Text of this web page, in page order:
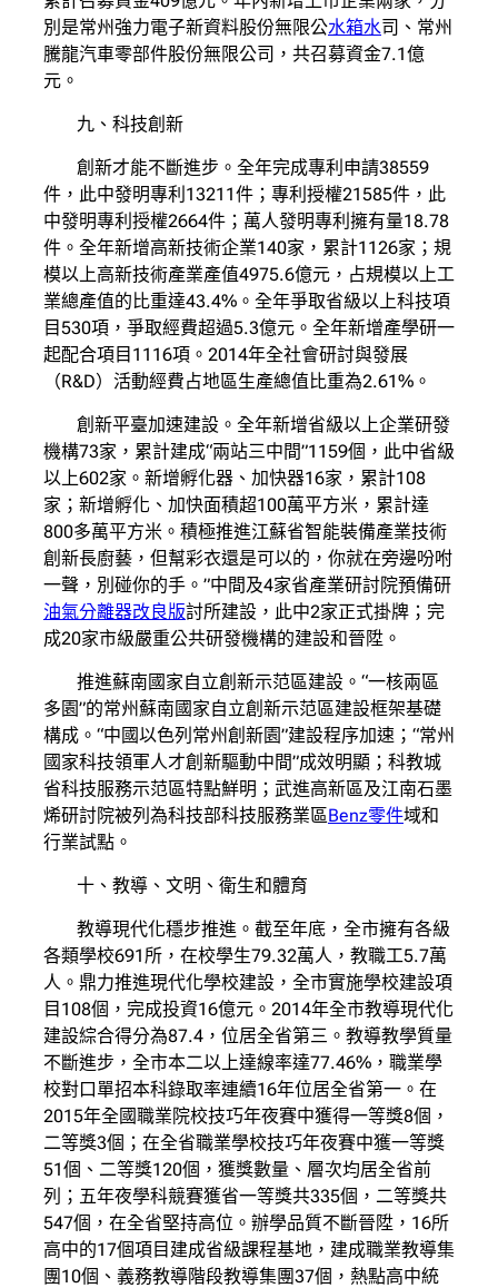
別是常州強力電子新資料股份無限公水箱水司、常州
騰龍汽車零部件股份無限公司，共召募資金7.1億
元。
九、科技創新
創新才能不斷進步。全年完成專利申請38559
件，此中發明專利13211件；專利授權21585件，此
中發明專利授權2664件；萬人發明專利擁有量18.78
件。全年新增高新技術企業140家，累計1126家；規
模以上高新技術產業產值4975.6億元，占規模以上工
業總產值的比重達43.4%。全年爭取省級以上科技項
目530項，爭取經費超過5.3億元。全年新增產學研一
起配合項目1116項。2014年全社會研討與發展
（R&D）活動經費占地區生產總值比重為2.61%。
創新平臺加速建設。全年新增省級以上企業研發
機構73家，累計建成“兩站三中間”1159個，此中省級
以上602家。新增孵化器、加快器16家，累計108
家；新增孵化、加快面積超100萬平方米，累計達
800多萬平方米。積極推進江蘇省智能裝備產業技術
創新長廚藝，但幫彩衣還是可以的，你就在旁邊吩咐
一聲，別碰你的手。”中間及4家省產業研討院預備研
油氣分離器改良版討所建設，此中2家正式掛牌；完
成20家市級嚴重公共研發機構的建設和晉陞。
推進蘇南國家自立創新示范區建設。“一核兩區
多園”的常州蘇南國家自立創新示范區建設框架基礎
構成。“中國以色列常州創新園”建設程序加速；“常州
國家科技領軍人才創新驅動中間”成效明顯；科教城
省科技服務示范區特點鮮明；武進高新區及江南石墨
烯研討院被列為科技部科技服務業區Benz零件域和
行業試點。
十、教導、文明、衛生和體育
教導現代化穩步推進。截至年底，全市擁有各級
各類學校691所，在校學生79.32萬人，教職工5.7萬
人。鼎力推進現代化學校建設，全市實施學校建設項
目108個，完成投資16億元。2014年全市教導現代化
建設綜合得分為87.4，位居全省第三。教導教學質量
不斷進步，全市本二以上達線率達77.46%，職業學
校對口單招本科錄取率連續16年位居全省第一。在
2015年全國職業院校技巧年夜賽中獲得一等獎8個，
二等獎3個；在全省職業學校技巧年夜賽中獲一等獎
51個、二等獎120個，獲獎數量、層次均居全省前
列；五年夜學科競賽獲省一等獎共335個，二等獎共
547個，在全省堅持高位。辦學品質不斷晉陞，16所
高中的17個項目建成省級課程基地，建成職業教導集
團10個、義務教導階段教導集團37個，熱點高中統